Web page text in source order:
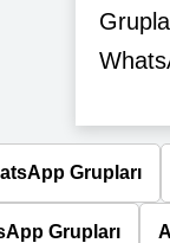
Grupları
Grupları